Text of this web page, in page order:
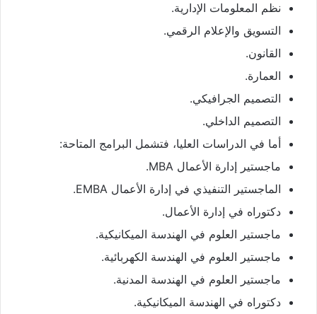
نظم المعلومات الإدارية.
التسويق والإعلام الرقمي.
القانون.
العمارة.
التصميم الجرافيكي.
التصميم الداخلي.
أما في الدراسات العليا، فتشمل البرامج المتاحة:
ماجستير إدارة الأعمال MBA.
الماجستير التنفيذي في إدارة الأعمال EMBA.
دكتوراه في إدارة الأعمال.
ماجستير العلوم في الهندسة الميكانيكية.
ماجستير العلوم في الهندسة الكهربائية.
ماجستير العلوم في الهندسة المدنية.
دكتوراه في الهندسة الميكانيكية.